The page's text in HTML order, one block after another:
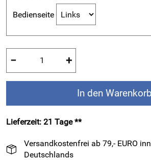
Bedienseite
− +
In den Warenkorb
Lieferzeit: 21 Tage **
Versandkostenfrei ab 79,- EURO
Deutschlands